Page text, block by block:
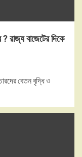
রাজ্য বাজেটের দিকে
বেতন বৃদ্ধি ও